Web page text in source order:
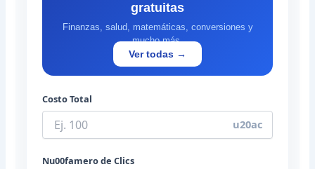
gratuitas
Finanzas, salud, matemáticas, conversiones y
mucho más.
Ver todas →
Costo Total
u20ac
Nu00famero de Clics